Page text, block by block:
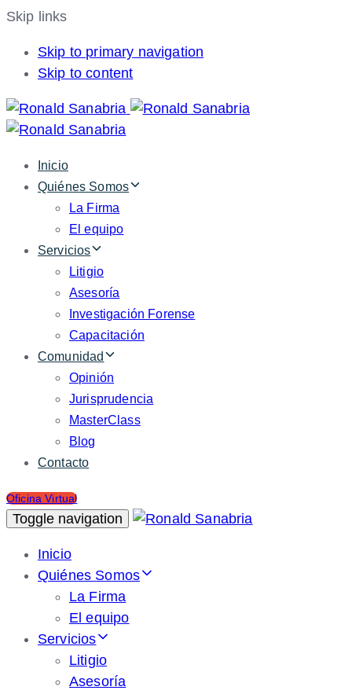
Skip links
Skip to primary navigation
Skip to content
Inicio
Quiénes Somos
La Firma
El equipo
Servicios
Litigio
Asesoría
Investigación Forense
Capacitación
Comunidad
Opinión
Jurisprudencia
MasterClass
Blog
Contacto
Oficina Virtual
Toggle navigation
Inicio
Quiénes Somos
La Firma
El equipo
Servicios
Litigio
Asesoría